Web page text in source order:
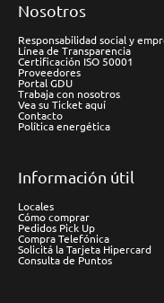
Nosotros
Responsabilidad social y
Línea de Transparencia
Certificación ISO 50001
Proveedores
Portal GDU
Trabaja con nosotros
Vea su Ticket aquí
Contacto
Política energética
Información útil
Locales
Cómo comprar
Pedidos Pick Up
Compra Telefónica
Solicitá la Tarjeta Hipercard
Consulta de Puntos